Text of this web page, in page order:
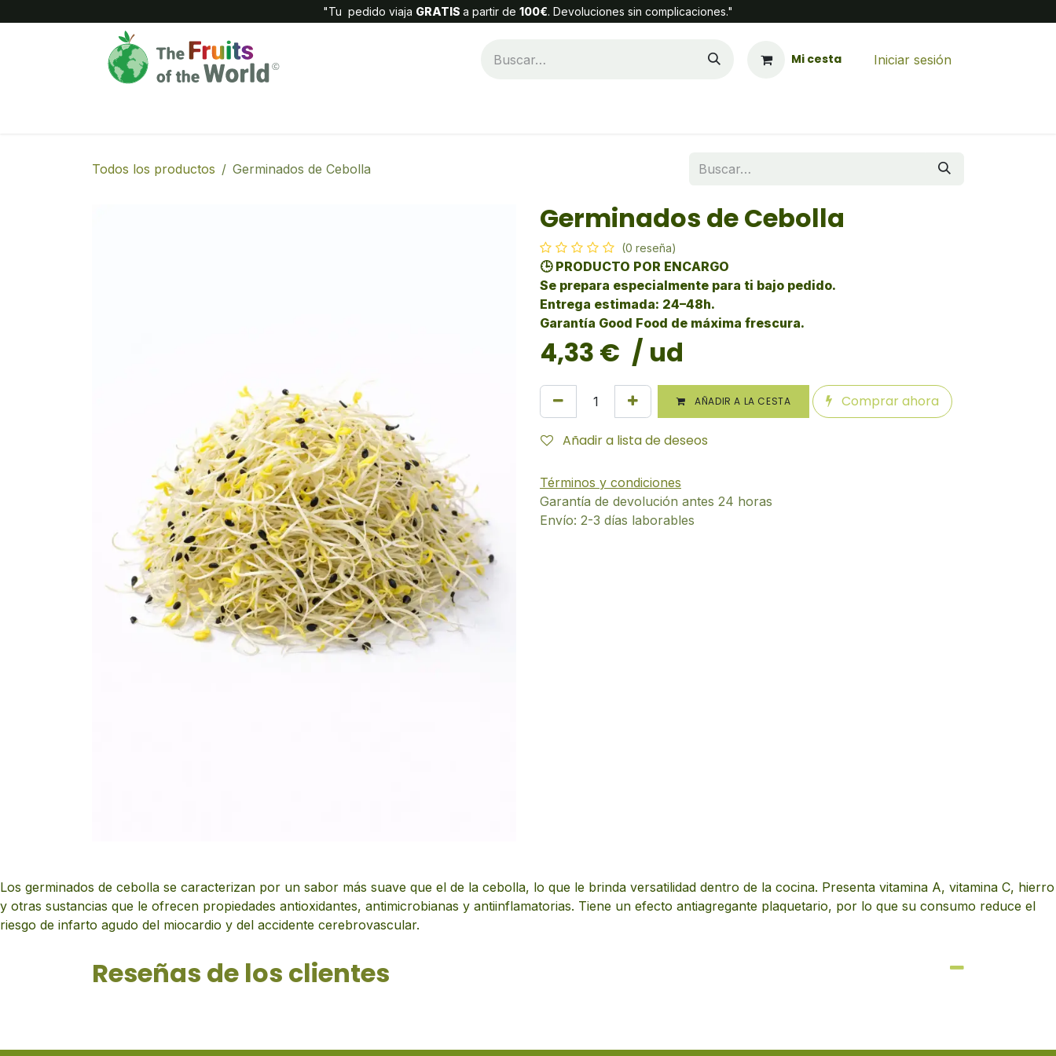
"Tu pedido viaja GRATIS a partir de 100€. Devoluciones sin complicaciones."
Mi cesta Iniciar sesión
Todos los productos Germinados de Cebolla
Germinados de Cebolla
(0 reseña)
🕒 PRODUCTO POR ENCARGO
Se prepara especialmente para ti bajo pedido.
Entrega estimada: 24–48h.
Garantía Good Food de máxima frescura.
4,33 € / ud
AÑADIR A LA CESTA Comprar ahora
Añadir a lista de deseos
Términos y condiciones
Garantía de devolución antes 24 horas
Envío: 2-3 días laborables
Los germinados de cebolla se caracterizan por un sabor más suave que el de la cebolla, lo que le brinda versatilidad dentro de la cocina. Presenta vitamina A, vitamina C, hierro
y otras sustancias que le ofrecen propiedades antioxidantes, antimicrobianas y antiinflamatorias. Tiene un efecto antiagregante plaquetario, por lo que su consumo reduce el
riesgo de infarto agudo del miocardio y del accidente cerebrovascular.
Reseñas de los clientes